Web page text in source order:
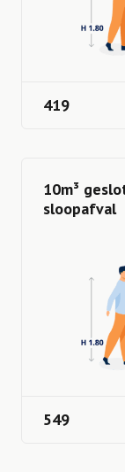
419
10m³
sloopafval
549